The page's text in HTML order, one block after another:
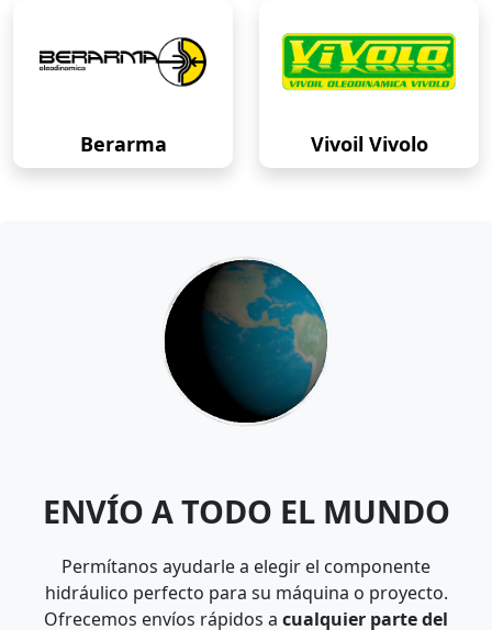
Berarma Vivoil Vivolo
ENVÍO A TODO EL MUNDO
Permítanos ayudarle a elegir el componente
hidráulico perfecto para su máquina o proyecto.
Ofrecemos envíos rápidos a cualquier parte del